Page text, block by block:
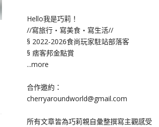
Hello我是巧莉！
//寫旅行・寫美食・寫生活//
§ 2022-2026食尚玩家駐站部落客
§ 痞客邦金點賞
...more
合作邀約：
cherryaroundworld@gmail.com
所有文章皆為巧莉親自彙整撰寫主觀感受